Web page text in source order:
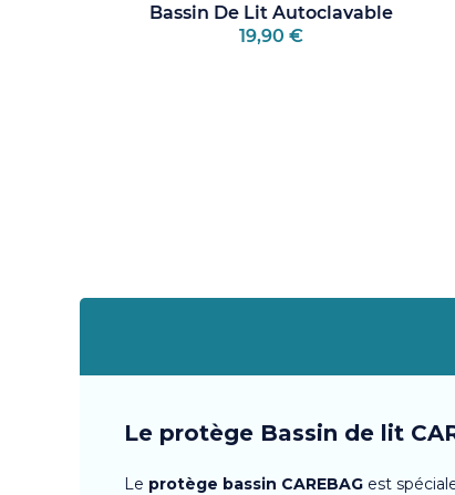
Bassin De Lit Autoclavable
19,90 €
Le protège Bassin de lit
Le protège bassin CAREBAG est